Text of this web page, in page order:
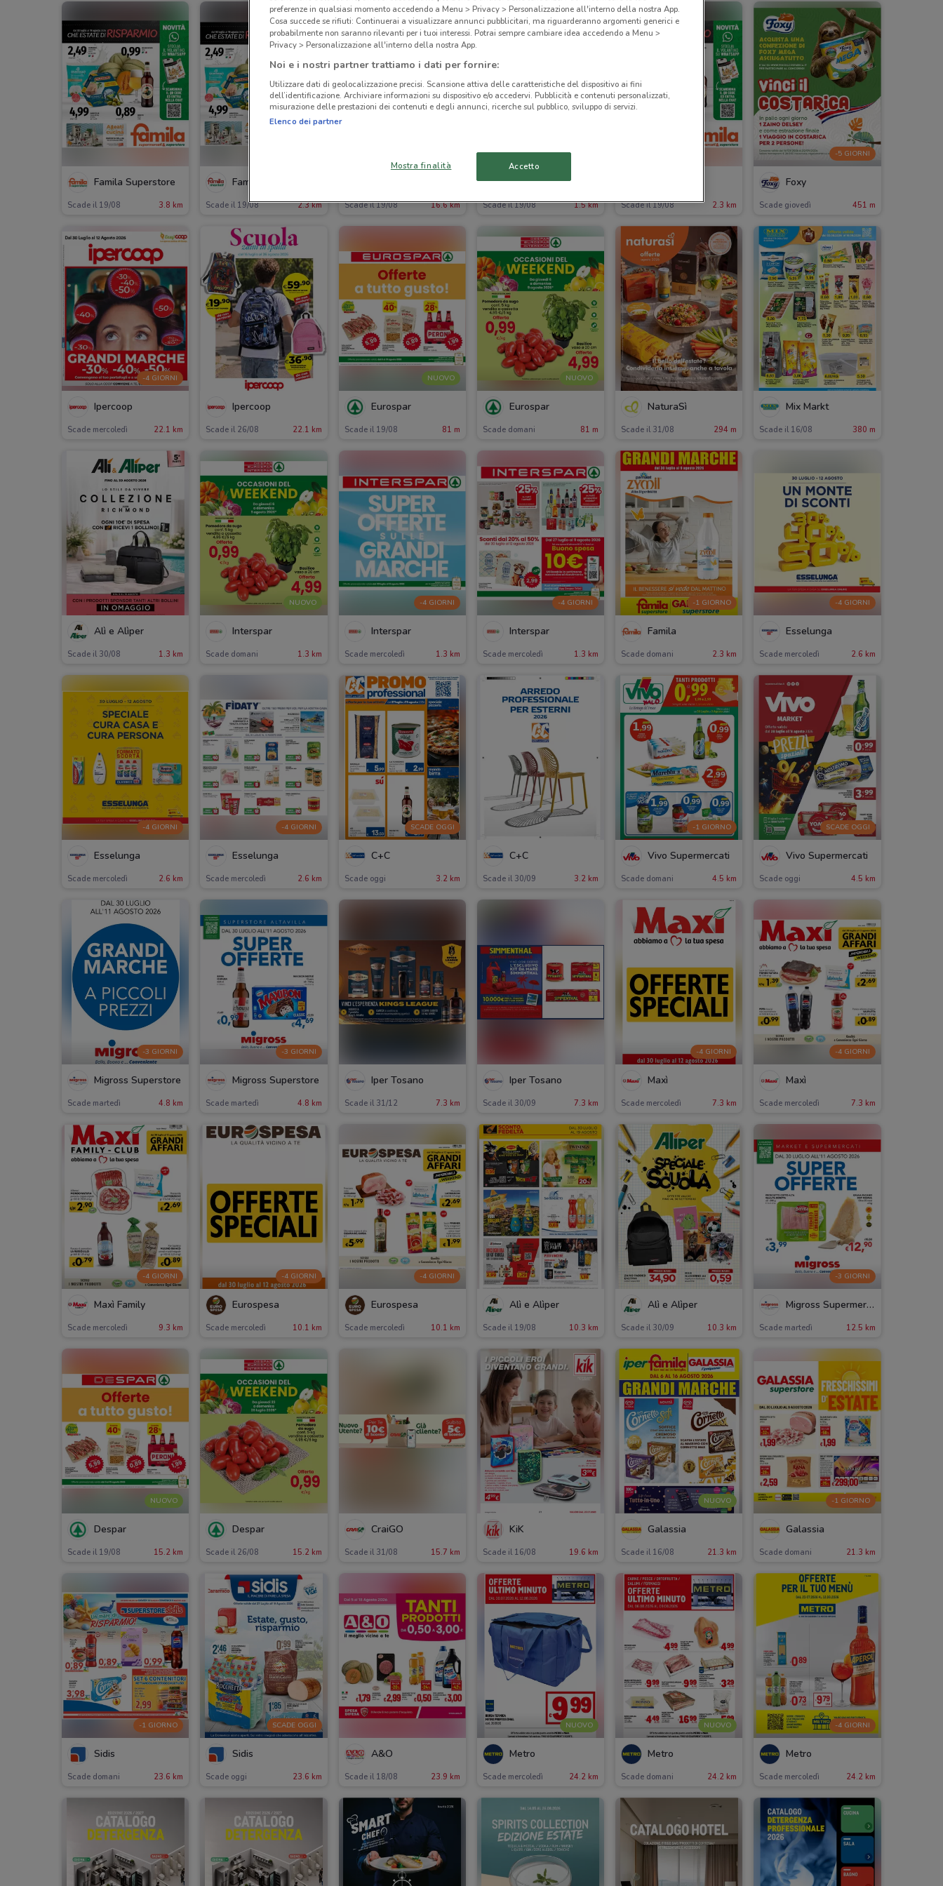
Famila Superstore
Scade il 19/08 3.8 km
Famila Market
Scade il 19/08 2.3 km Scade il 19/08 16.6 km
NUOVO
Coop
Scade il 19/08 1.5 km Scade il 19/08 2.3 km
-5 GIORNI
Foxy
Scade giovedì 451 m
-4 GIORNI
Ipercoop
Scade mercoledì 22.1 km
Ipercoop
Scade il 26/08 22.1 km
NUOVO
Eurospar
Scade il 19/08 81 m
NUOVO
Eurospar
Scade domani 81 m
NaturaSì
Scade il 31/08 294 m
Mix Markt
Scade il 16/08 380 m
Alì e Alìper
Scade il 30/08 1.3 km
NUOVO
Interspar
Scade domani 1.3 km
-4 GIORNI
Interspar
Scade mercoledì 1.3 km
-4 GIORNI
Interspar
Scade mercoledì 1.3 km
-1 GIORNO
Famila
Scade domani 2.3 km
-4 GIORNI
Esselunga
Scade mercoledì 2.6 km
-4 GIORNI
Esselunga
Scade mercoledì 2.6 km
-4 GIORNI
Esselunga
Scade mercoledì 2.6 km
SCADE OGGI
C+C
Scade oggi 3.2 km
C+C
Scade il 30/09 3.2 km
-1 GIORNO
Vivo Supermercati
Scade domani 4.5 km
SCADE OGGI
Vivo Supermercati
Scade oggi 4.5 km
-3 GIORNI
Migross Superstore
Scade martedì 4.8 km
-3 GIORNI
Migross Superstore
Scade martedì 4.8 km
Iper Tosano
Scade il 31/12 7.3 km
Iper Tosano
Scade il 30/09 7.3 km
-4 GIORNI
Maxì
Scade mercoledì 7.3 km
-4 GIORNI
Maxì
Scade mercoledì 7.3 km
-4 GIORNI
Maxì Family
Scade mercoledì 9.3 km
-4 GIORNI
Eurospesa
Scade mercoledì 10.1 km
-4 GIORNI
Eurospesa
Scade mercoledì 10.1 km
Alì e Alìper
Scade il 19/08 10.3 km
Alì e Alìper
Scade il 30/09 10.3 km
-3 GIORNI
Migross Supermercati & Market
Scade martedì 12.5 km
NUOVO
Despar
Scade il 19/08 15.2 km
Despar
Scade il 26/08 15.2 km
CraiGO
Scade il 31/08 15.7 km
KiK
Scade il 16/08 19.6 km
NUOVO
Galassia
Scade il 16/08 21.3 km
-1 GIORNO
Galassia
Scade domani 21.3 km
-1 GIORNO
Sidis
Scade domani 23.6 km
SCADE OGGI
Sidis
Scade oggi 23.6 km
A&O
Scade il 18/08 23.9 km
NUOVO
Metro
Scade mercoledì 24.2 km
NUOVO
Metro
Scade domani 24.2 km
-4 GIORNI
Metro
Scade mercoledì 24.2 km
preferenze in qualsiasi momento accedendo a Menu > Privacy > Personalizzazione all'interno della nostra App.
Cosa succede se rifiuti: Continuerai a visualizzare annunci pubblicitari, ma riguarderanno argomenti generici e
probabilmente non saranno rilevanti per i tuoi interessi. Potrai sempre cambiare idea accedendo a Menu >
Privacy > Personalizzazione all'interno della nostra App.
Noi e i nostri partner trattiamo i dati per fornire:
Utilizzare dati di geolocalizzazione precisi. Scansione attiva delle caratteristiche del dispositivo ai fini
dell’identificazione. Archiviare informazioni su dispositivo e/o accedervi. Pubblicità e contenuti personalizzati,
misurazione delle prestazioni dei contenuti e degli annunci, ricerche sul pubblico, sviluppo di servizi.
Elenco dei partner
Mostra finalità Accetto